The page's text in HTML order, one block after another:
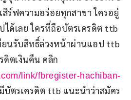
ร์ฟความอร่อยทุกสาขา ใครอยู่
ได้เลย ใครที่ถือบัตรเครดิต ttb
ยนรับสิทธิ์ล่วงหน้าผ่านแอป ttb
ดิตเงินคืน คลิก
link/fbregister-hachiban-
บัตรเครดิต ttb แนะนำว่าสมัคร